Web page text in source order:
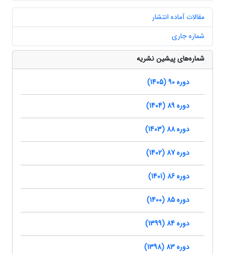
مقالات آماده انتشار
شماره جاری
شماره‌های پیشین نشریه
دوره 90 (1405)
دوره 89 (1404)
دوره 88 (1403)
دوره 87 (1402)
دوره 86 (1401)
دوره 85 (1400)
دوره 84 (1399)
دوره 83 (1398)